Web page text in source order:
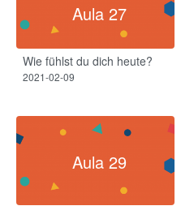
Aula 27
Wie fühlst du dich heute?​
2021-02-09
Aula 29